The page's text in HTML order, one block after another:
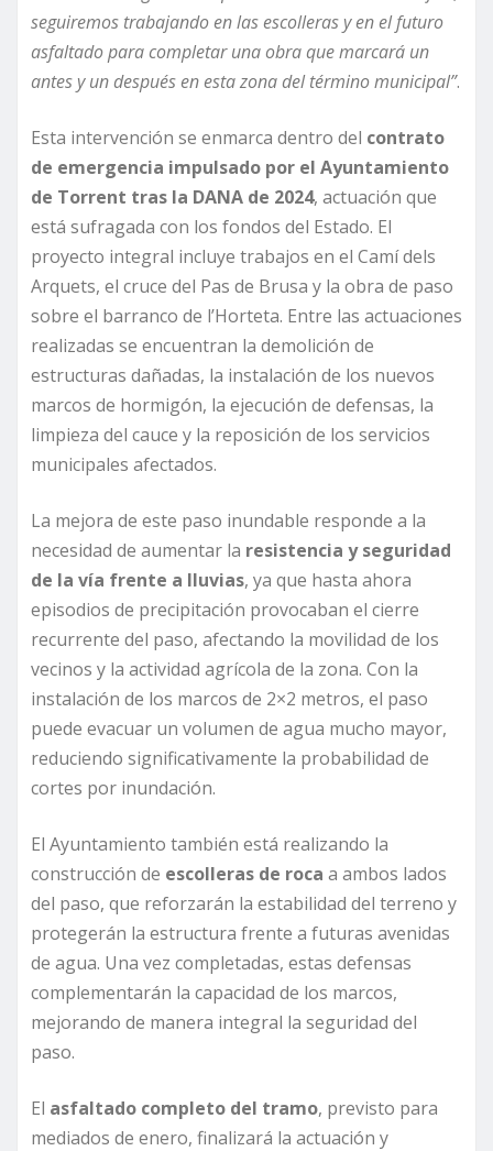
seguiremos trabajando en las escolleras y en el futuro
asfaltado para completar una obra que marcará un
antes y un después en esta zona del término municipal”.
Esta intervención se enmarca dentro del contrato
de emergencia impulsado por el Ayuntamiento
de Torrent tras la DANA de 2024, actuación que
está sufragada con los fondos del Estado. El
proyecto integral incluye trabajos en el Camí dels
Arquets, el cruce del Pas de Brusa y la obra de paso
sobre el barranco de l’Horteta. Entre las actuaciones
realizadas se encuentran la demolición de
estructuras dañadas, la instalación de los nuevos
marcos de hormigón, la ejecución de defensas, la
limpieza del cauce y la reposición de los servicios
municipales afectados.
La mejora de este paso inundable responde a la
necesidad de aumentar la resistencia y seguridad
de la vía frente a lluvias, ya que hasta ahora
episodios de precipitación provocaban el cierre
recurrente del paso, afectando la movilidad de los
vecinos y la actividad agrícola de la zona. Con la
instalación de los marcos de 2×2 metros, el paso
puede evacuar un volumen de agua mucho mayor,
reduciendo significativamente la probabilidad de
cortes por inundación.
El Ayuntamiento también está realizando la
construcción de escolleras de roca a ambos lados
del paso, que reforzarán la estabilidad del terreno y
protegerán la estructura frente a futuras avenidas
de agua. Una vez completadas, estas defensas
complementarán la capacidad de los marcos,
mejorando de manera integral la seguridad del
paso.
El asfaltado completo del tramo, previsto para
mediados de enero, finalizará la actuación y